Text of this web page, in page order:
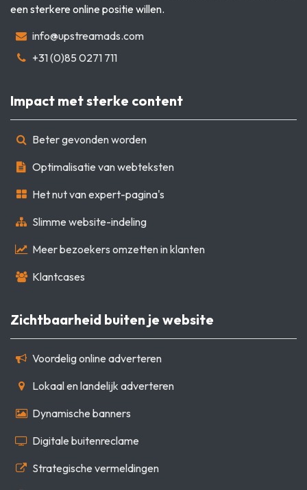
een sterkere online positie willen.
info@upstreamads.com
+31 (0)85 0271 711
Impact met sterke content
Beter gevonden worden
Optimalisatie van webteksten
Het nut van expert-pagina's
Slimme website-indeling
Meer bezoekers omzetten in klanten
Klantcases
Zichtbaarheid buiten je website
Voordelig online adverteren
Lokaal en landelijk adverteren
Dynamische banners
Digitale buitenreclame
Strategische vermeldingen